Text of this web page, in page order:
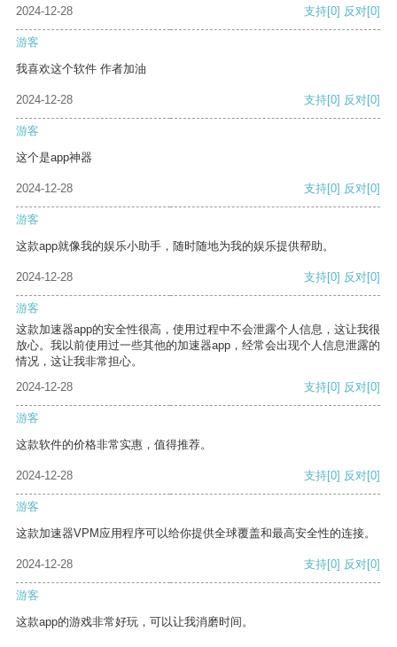
2024-12-28 支持[0] 反对[0]
游客
我喜欢这个软件 作者加油
2024-12-28 支持[0] 反对[0]
游客
这个是app神器
2024-12-28 支持[0] 反对[0]
游客
这款app就像我的娱乐小助手，随时随地为我的娱乐提供帮助。
2024-12-28 支持[0] 反对[0]
游客
这款加速器app的安全性很高，使用过程中不会泄露个人信息，这让我很
放心。我以前使用过一些其他的加速器app，经常会出现个人信息泄露的
情况，这让我非常担心。
2024-12-28
支持[0] 反对[0]
游客
这款软件的价格非常实惠，值得推荐。
2024-12-28 支持[0] 反对[0]
游客
这款加速器VPM应用程序可以给你提供全球覆盖和最高安全性的连接。
2024-12-28 支持[0] 反对[0]
游客
这款app的游戏非常好玩，可以让我消磨时间。